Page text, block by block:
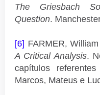
The Griesbach
Question.
[6] FARMER,
A Critical Analysis.
capítulos
Marcos, Mateus e